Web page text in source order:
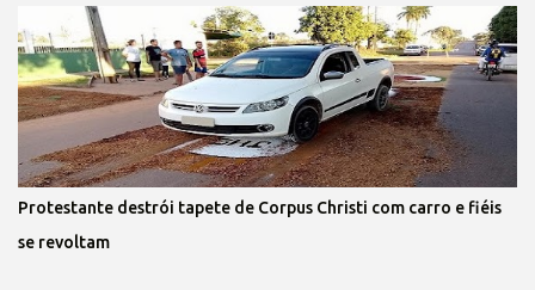
Protestante destrói tapete de Corpus Christi com carro e fiéis
se revoltam